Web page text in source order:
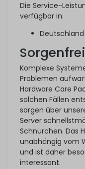
Die Service-
verfügbar in:
Deutschland
Komplexe
Problemen
Hardware Care
solchen Fällen
sorgen über
Server
Schnürchen. Das
unabhängig vom
und ist daher
interessant.